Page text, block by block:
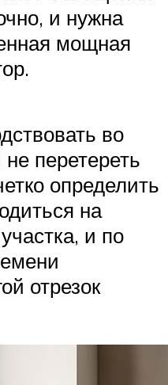
и нужна
мощная
во
перетереть
определить
на
и по
отрезок